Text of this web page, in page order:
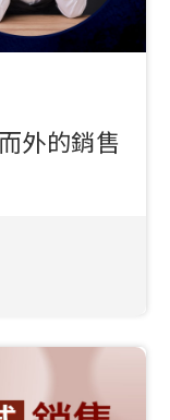
外的銷售